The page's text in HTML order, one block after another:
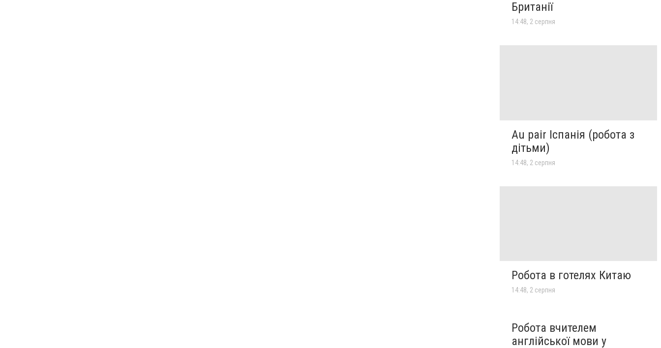
Британії
14:48, 2 серпня
Au pair Іспанія (робота з
дітьми)
14:48, 2 серпня
Робота в готелях Китаю
14:48, 2 серпня
Робота вчителем
англійської мови у